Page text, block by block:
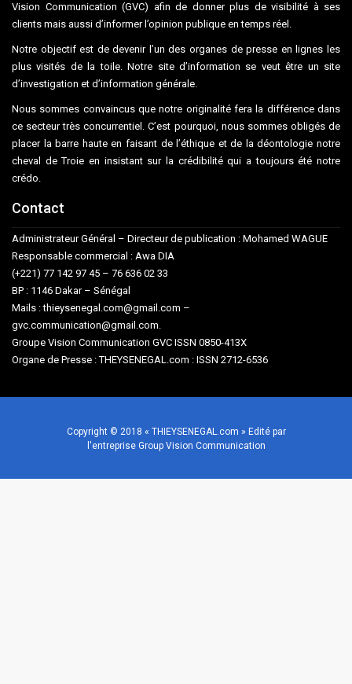
Vision Communication (GVC) afin de donner plus de visibilité à ses
clients mais aussi d’informer l’opinion publique en temps réel.
Notre objectif est de devenir l’un des organes de presse en lignes les
plus visités de la toile. Notre site d’information se veut être un site
d’investigation et d’information générale.
Nous sommes convaincus que notre originalité fera la différence dans
ce secteur très concurrentiel. C’est pourquoi, nous sommes obligés de
placer la barre haute en faisant de l’éthique et de la déontologie notre
cheval de Troie en insistant sur la crédibilité qui a toujours été notre
crédo.
Contact
Administrateur Général – Directeur de publication : Mohamed WAGUE
Responsable commercial : Awa DIA
(+221) 77 142 97 45 – 76 636 02 33
BP : 1146 Dakar – Sénégal
Mails : thieysenegal.com@gmail.com –
gvc.communication@gmail.com.
Groupe Vision Communication GVC ISSN 0850-413X
Organe de Presse : THEYSENEGAL.com : ISSN 2712-6536
Copyright © 2018 « THIEYSENEGAL.com » Edité par
l'entreprise Group Vision Communication